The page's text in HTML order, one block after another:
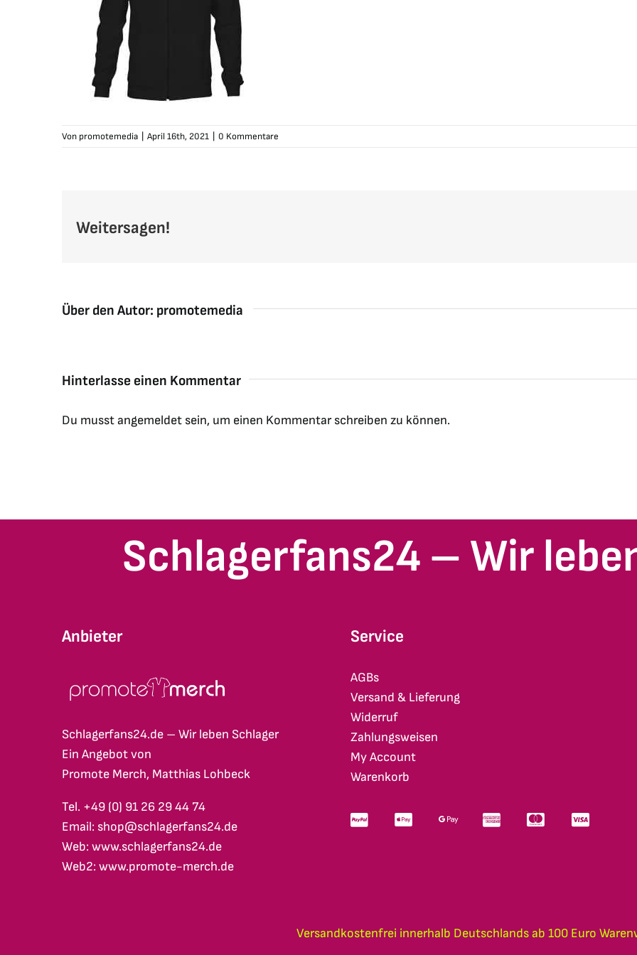
Von promotemedia April 16th, 2021 0 Kommentare
Weitersagen!
Über den Autor: promotemedia
Hinterlasse einen Kommentar
Du musstangemeldet sein, um einen Kommentar schreiben zu können.
Schlagerfans24 – Wir
Anbieter
Schlagerfans24.de – Wir leben Schlager
Ein Angebot von
Promote Merch, Matthias Lohbeck
Tel. +49 (0) 91 26 29 44 74
Email: shop@schlagerfans24.de
Web: www.schlagerfans24.de
Web2: www.promote-merch.de
Service
AGBs
Versand & Lieferung
Widerruf
Zahlungsweisen
My Account
Warenkorb
Versandkostenfrei innerhalb Deutschlands ab 100 Euro